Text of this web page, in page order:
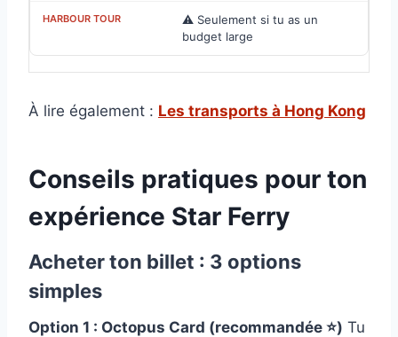
⚠️ Seulement si tu as un
budget large
À lire également : Les transports à Hong Kong
Conseils pratiques pour ton
expérience Star Ferry
Acheter ton billet : 3 options
simples
Option 1 : Octopus Card (recommandée ⭐) Tu